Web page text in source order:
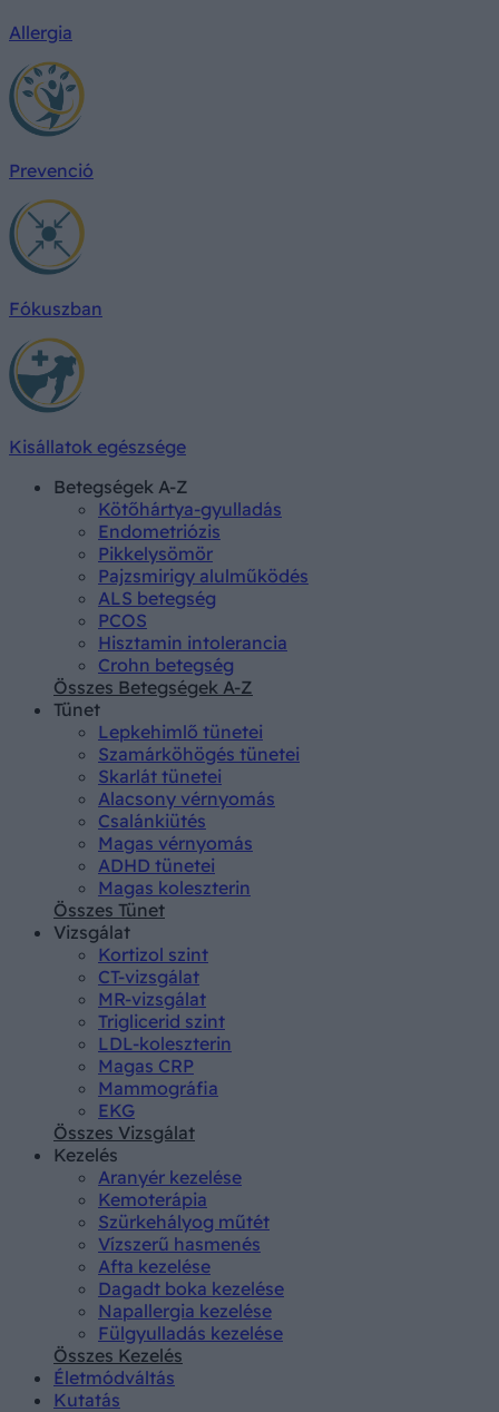
Allergia
Prevenció
Fókuszban
Kisállatok egészsége
Betegségek A-Z
Kötőhártya-gyulladás
Endometriózis
Pikkelysömör
Pajzsmirigy alulműködés
ALS betegség
PCOS
Hisztamin intolerancia
Crohn betegség
Összes Betegségek A-Z
Tünet
Lepkehimlő tünetei
Szamárköhögés tünetei
Skarlát tünetei
Alacsony vérnyomás
Csalánkiütés
Magas vérnyomás
ADHD tünetei
Magas koleszterin
Összes Tünet
Vizsgálat
Kortizol szint
CT-vizsgálat
MR-vizsgálat
Triglicerid szint
LDL-koleszterin
Magas CRP
Mammográfia
EKG
Összes Vizsgálat
Kezelés
Aranyér kezelése
Kemoterápia
Szürkehályog műtét
Vízszerű hasmenés
Afta kezelése
Dagadt boka kezelése
Napallergia kezelése
Fülgyulladás kezelése
Összes Kezelés
Életmódváltás
Kutatás